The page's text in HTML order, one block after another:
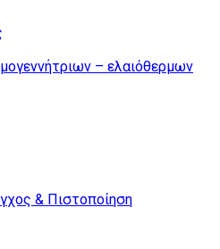
– ελαιόθερμων
& Πιστοποίηση